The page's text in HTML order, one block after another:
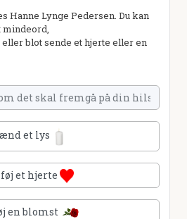
Hanne Lynge Pedersen. Du kan
blot sende et hjerte eller en
et lys
et hjerte
en blomst